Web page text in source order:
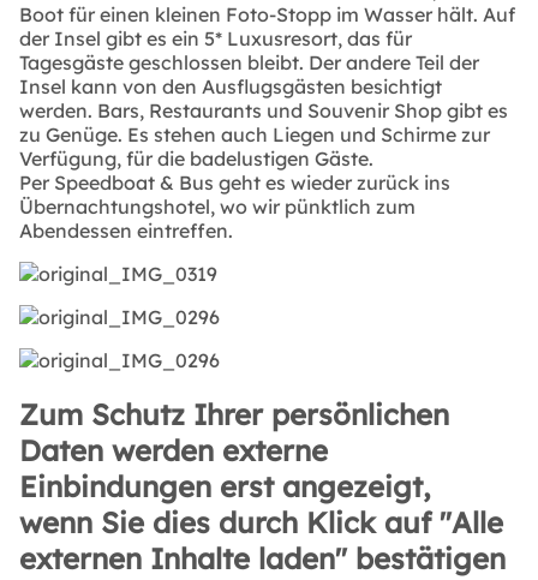
Boot für einen kleinen Foto-Stopp im Wasser hält. Auf
der Insel gibt es ein 5* Luxusresort, das für
Tagesgäste geschlossen bleibt. Der andere Teil der
Insel kann von den Ausflugsgästen besichtigt
werden. Bars, Restaurants und Souvenir Shop gibt es
zu Genüge. Es stehen auch Liegen und Schirme zur
Verfügung, für die badelustigen Gäste.
Per Speedboat & Bus geht es wieder zurück ins
Übernachtungshotel, wo wir pünktlich zum
Abendessen eintreffen.
Zum Schutz Ihrer persönlichen
Daten werden externe
Einbindungen erst angezeigt,
wenn Sie dies durch Klick auf "Alle
externen Inhalte laden" bestätigen